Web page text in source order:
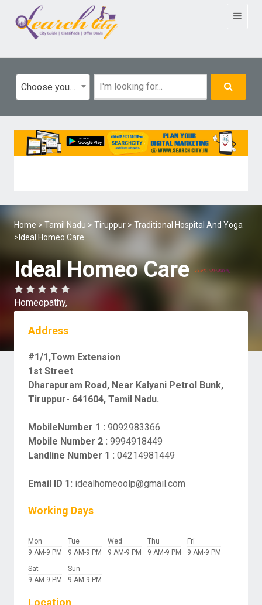
Toggle
Choose your category
Home > Tamil Nadu > Tiruppur > Traditional Hospital And Yoga
>Ideal Homeo Care
Ideal Homeo Care
Homeopathy,
Address
#1/1,Town Extension
1st Street
Dharapuram Road, Near Kalyani Petrol Bunk,
Tiruppur- 641604, Tamil Nadu.
MobileNumber 1 : 9092983366
Mobile Number 2 : 9994918449
Landline Number 1 : 04214981449
Email ID 1: idealhomeoolp@gmail.com
Working Days
Mon
9 AM-9 PM
Tue
9 AM-9 PM
Wed
9 AM-9 PM
Thu
9 AM-9 PM
Fri
9 AM-9 PM
Sat
9 AM-9 PM
Sun
9 AM-9 PM
Location